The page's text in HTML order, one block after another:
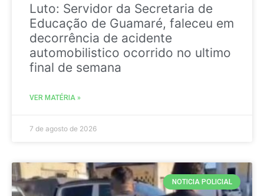
Luto: Servidor da Secretaria de
Educação de Guamaré, faleceu em
decorrência de acidente
automobilistico ocorrido no ultimo
final de semana
VER MATÉRIA »
7 de agosto de 2026
NOTICIA POLICIAL